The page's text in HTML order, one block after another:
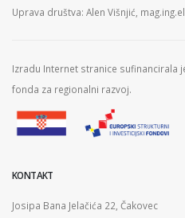
Uprava društva: Alen Višnjić,
Izradu Internet stranice sufinancirala
fonda za regionalni razvoj.
KONTAKT
Josipa Bana Jelačića 22, Čakovec